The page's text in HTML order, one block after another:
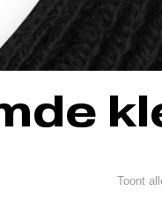
Toont